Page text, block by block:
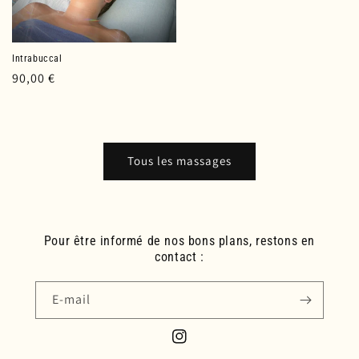
Intrabuccal
Prix
90,00 €
Tous les massages
Pour être informé de nos bons plans, restons en
contact :
E-mail
Instagram